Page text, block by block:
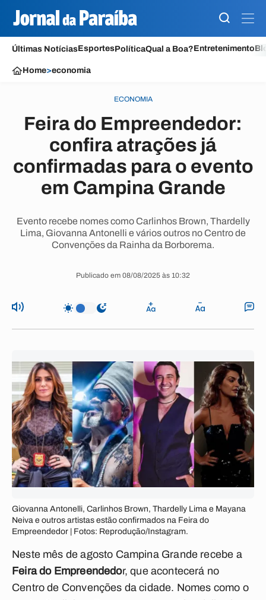
Últimas NotíciasEsportesPolíticaQual a Boa?Entretenimento
Home>economia
ECONOMIA
Feira do Empreendedor:
confira atrações já
confirmadas para o evento
em Campina Grande
Evento recebe nomes como Carlinhos Brown, Thardelly
Lima, Giovanna Antonelli e vários outros no Centro de
Convenções da Rainha da Borborema.
Publicado em 08/08/2025 às 10:32
Giovanna Antonelli, Carlinhos Brown, Thardelly Lima e Mayana
Neiva e outros artistas estão confirmados na Feira do
Empreendedor | Fotos: Reprodução/Instagram.
Neste mês de agosto Campina Grande recebe a
Feira do Empreendedor, que acontecerá no
Centro de Convenções da cidade. Nomes como o